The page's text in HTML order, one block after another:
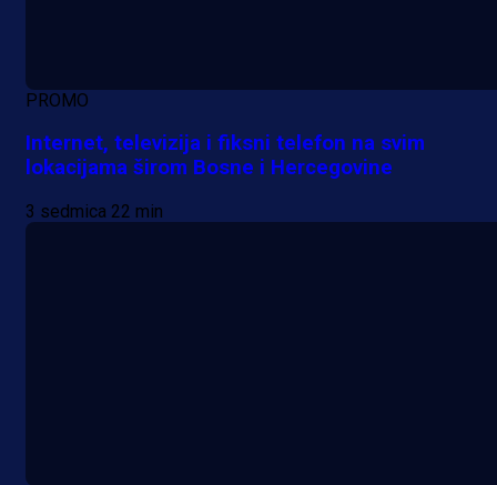
PROMO
Internet, televizija i fiksni telefon na svim
lokacijama širom Bosne i Hercegovine
3 sedmica 22 min